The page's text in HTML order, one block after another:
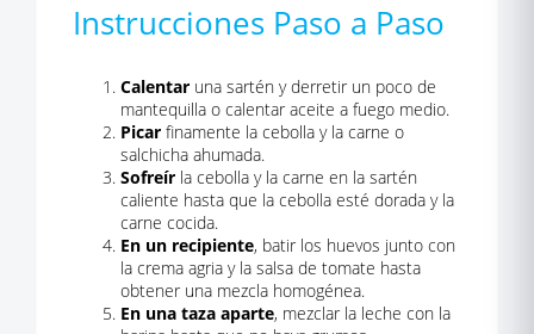
Instrucciones Paso a Paso
Calentar una sartén y derretir un poco de
mantequilla o calentar aceite a fuego medio.
Picar finamente la cebolla y la carne o
salchicha ahumada.
Sofreír la cebolla y la carne en la sartén
caliente hasta que la cebolla esté dorada y la
carne cocida.
En un recipiente, batir los huevos junto con
la crema agria y la salsa de tomate hasta
obtener una mezcla homogénea.
En una taza aparte, mezclar la leche con la